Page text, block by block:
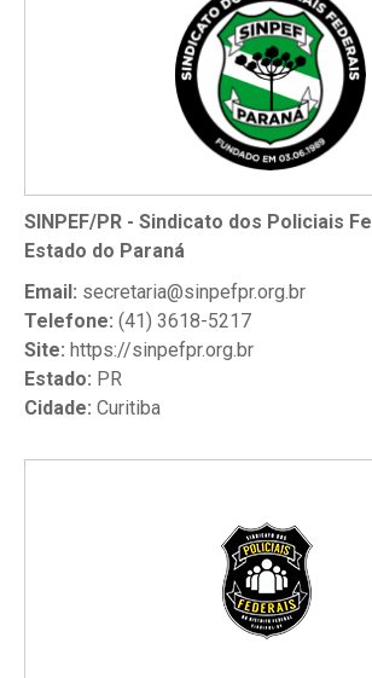
SINPEF/PR - Sindicato dos Policiais
Estado do Paraná
Email: secretaria@sinpefpr.org.br
Telefone: (41) 3618-5217
Site: https://sinpefpr.org.br
Estado: PR
Cidade: Curitiba